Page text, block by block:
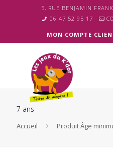
5, RUE BENJAMIN
06 47 52 95 17
MON COMPTE
7 ans
Accueil Produit Âge